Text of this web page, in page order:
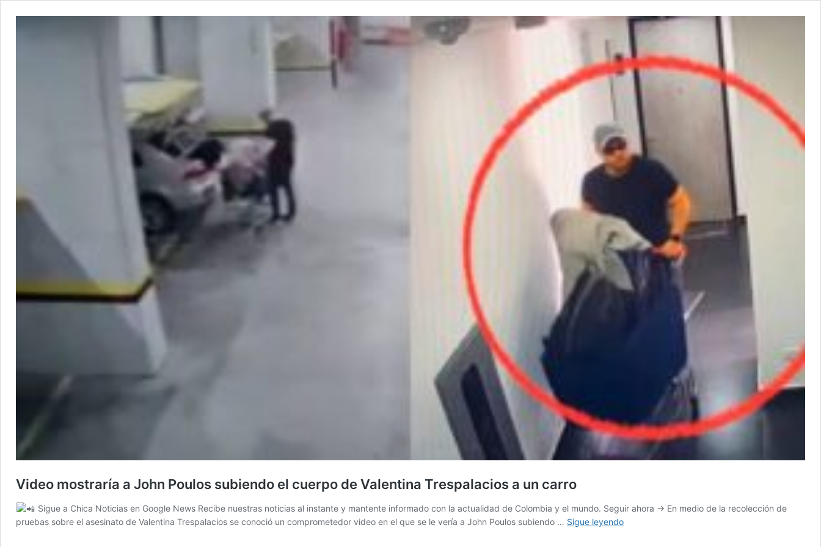
Video mostraría a John Poulos subiendo el cuerpo de Valentina Trespalacios a un carro
Sigue a Chica Noticias en Google News Recibe nuestras noticias al instante y mantente informado con la actualidad de Colombia y el mundo. Seguir ahora → En medio de la recolección de
pruebas sobre el asesinato de Valentina Trespalacios se conoció un comprometedor video en el que se le vería a John Poulos subiendo … Sigue leyendoVideo